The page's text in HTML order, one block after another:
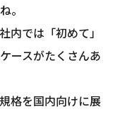
。
内では「初めて」
ースがたくさんあ
格を国内向けに展